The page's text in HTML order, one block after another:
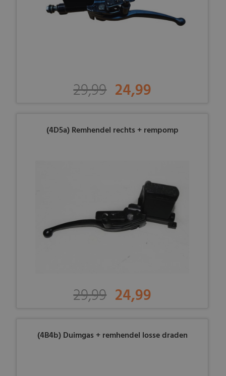
29,99 24,99
(4D5a) Remhendel rechts + rempomp
29,99 24,99
(4B4b) Duimgas + remhendel losse draden